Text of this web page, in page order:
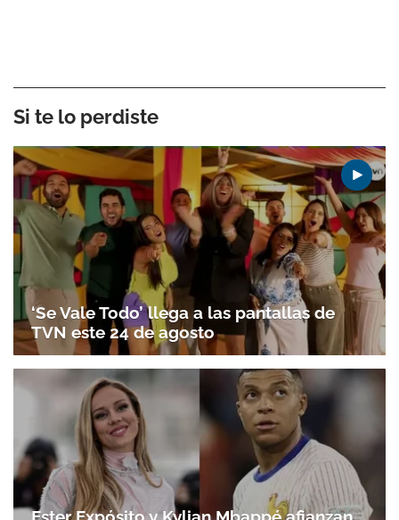
Si te lo perdiste
‘Se Vale Todo’ llega a las pantallas de
TVN este 24 de agosto